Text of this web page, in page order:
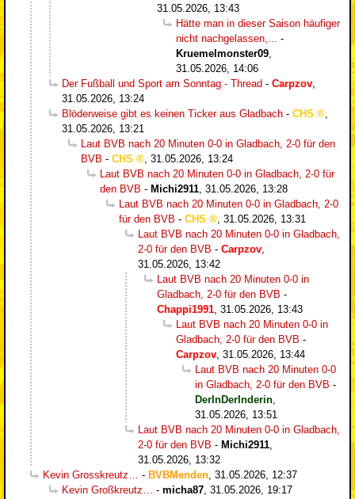
31.05.2026, 13:43
Hätte man in dieser Saison häufiger
nicht nachgelassen,...
-
Kruemelmonster09
31.05.2026, 14:06
Der Fußball und Sport am Sonntag - Thread - Carpzov
31.05.2026, 13:24
Blöderweise gibt es keinen Ticker aus Gladbach - CHS
31.05.2026, 13:21
Laut BVB nach 20 Minuten 0-0 in Gladbach, 2-0 für den
BVB - CHS
31.05.2026, 13:24
Laut BVB nach 20 Minuten 0-0 in Gladbach, 2-0 für
den BVB - Michi2911 31.05.2026, 13:28
Laut BVB nach 20 Minuten 0-0 in Gladbach, 2-0
für den BVB - CHS
31.05.2026, 13:31
Laut BVB nach 20 Minuten 0-0 in Gladbach,
2-0 für den BVB - Carpzov
31.05.2026, 13:42
Laut BVB nach 20 Minuten 0-0 in
Gladbach, 2-0 für den BVB -
Chappi1991 31.05.2026, 13:43
Laut BVB nach 20 Minuten 0-0 in
Gladbach, 2-0 für den BVB -
Carpzov 31.05.2026, 13:44
Laut BVB nach 20 Minuten 0-0
in Gladbach, 2-0 für den BVB -
DerInDerInderin
31.05.2026, 13:51
Laut BVB nach 20 Minuten 0-0 in Gladbach,
2-0 für den BVB - Michi2911
31.05.2026, 13:32
Kevin Grosskreutz…
- BVBMenden 31.05.2026, 12:37
Kevin Großkreutz…
- micha87 31.05.2026, 19:17